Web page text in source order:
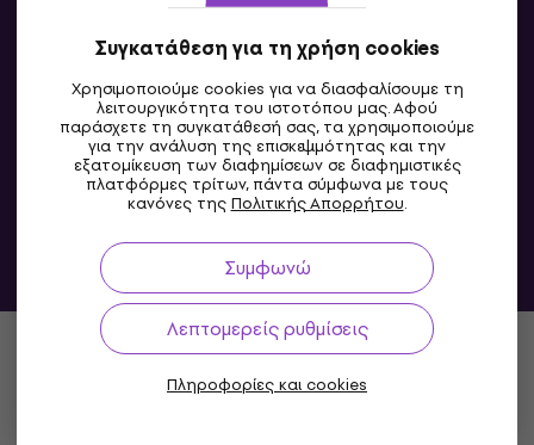
Συγκατάθεση για τη χρήση cookies
Χρησιμοποιούμε cookies για να διασφαλίσουμε τη
λειτουργικότητα του ιστοτόπου μας. Αφού
παράσχετε τη συγκατάθεσή σας, τα χρησιμοποιούμε
για την ανάλυση της επισκεψιμότητας και την
εξατομίκευση των διαφημίσεων σε διαφημιστικές
πλατφόρμες τρίτων, πάντα σύμφωνα με τους
κανόνες τηςΠολιτικής Απορρήτου.
Συμφωνώ
Λεπτομερείς ρυθμίσεις
Πληροφορίες και cookies
GR
© 2004-2026 MUZIKER a.s.